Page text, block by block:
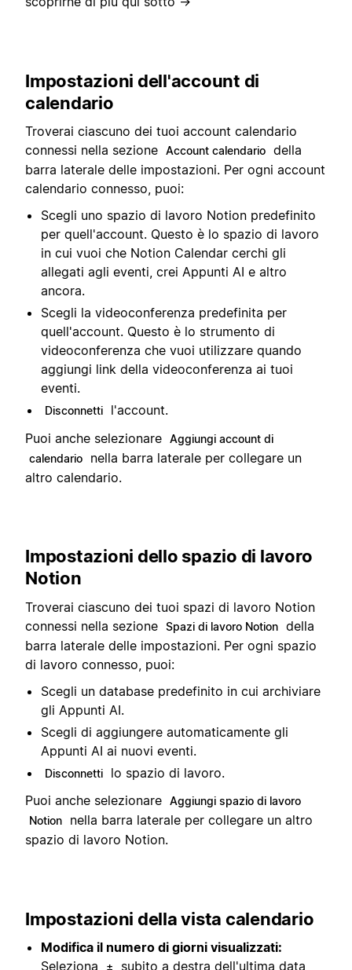
Impostazioni dell'account di
calendario
Troverai ciascuno dei tuoi account calendario
connessi nella sezione Account calendario della
barra laterale delle impostazioni. Per ogni account
calendario connesso, puoi:
Scegli uno spazio di lavoro Notion predefinito
per quell'account. Questo è lo spazio di lavoro
in cui vuoi che Notion Calendar cerchi gli
allegati agli eventi, crei Appunti AI e altro
ancora.
Scegli la videoconferenza predefinita per
quell'account. Questo è lo strumento di
videoconferenza che vuoi utilizzare quando
aggiungi link della videoconferenza ai tuoi
eventi.
Disconnetti
l'account.
Puoi anche selezionare Aggiungi account di
calendario
nella barra laterale per collegare un
altro calendario.
Impostazioni dello spazio di lavoro
Notion
Troverai ciascuno dei tuoi spazi di lavoro Notion
connessi nella sezione Spazi di lavoro Notion della
barra laterale delle impostazioni. Per ogni spazio
di lavoro connesso, puoi:
Scegli un database predefinito in cui archiviare
gli Appunti AI.
Scegli di aggiungere automaticamente gli
Appunti AI ai nuovi eventi.
Disconnetti
lo spazio di lavoro.
Puoi anche selezionare Aggiungi spazio di lavoro
Notion
nella barra laterale per collegare un altro
spazio di lavoro Notion.
Impostazioni della vista calendario
Modifica il numero di giorni visualizzati:
Seleziona
± subito a destra dell'ultima data